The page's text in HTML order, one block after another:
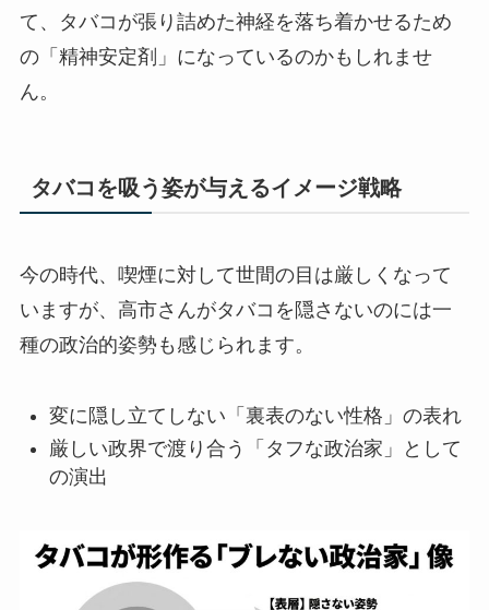
て、タバコが張り詰めた神経を落ち着かせるため
の「精神安定剤」になっているのかもしれませ
ん。
タバコを吸う姿が与えるイメージ戦略
今の時代、喫煙に対して世間の目は厳しくなって
いますが、高市さんがタバコを隠さないのには一
種の政治的姿勢も感じられます。
変に隠し立てしない「裏表のない性格」の表れ
厳しい政界で渡り合う「タフな政治家」として
の演出